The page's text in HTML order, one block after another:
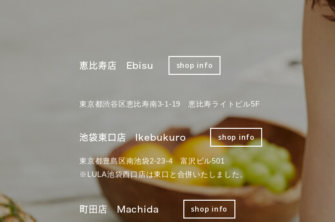
恵比寿店 Ebisu shop info
東京都渋谷区恵比寿南3-1-19 恵比寿ライトビル5F
池袋東口店 Ikebukuro shop info
東京都豊島区南池袋2-23-4 富沢ビル501
※LULA池袋西口店は東口と合併いたしました。
町田店 Machida shop info